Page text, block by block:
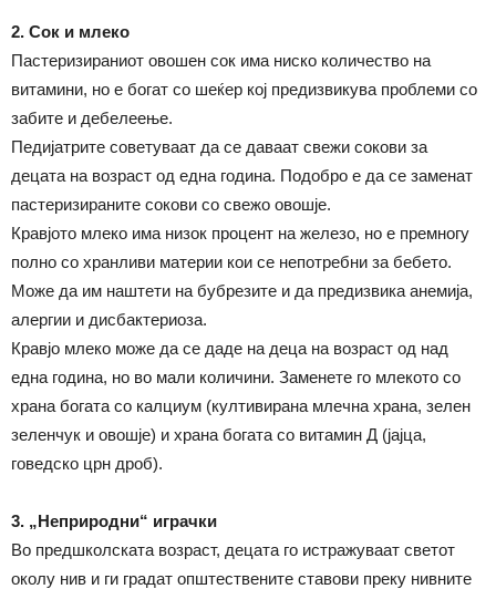
2. Сок и млеко
Пастеризираниот овошен сок има ниско количество на
витамини, но е богат со шеќер кој предизвикува проблеми со
забите и дебелеење.
Педијатрите советуваат да се даваат свежи сокови за
децата на возраст од една година. Подобро е да се заменат
пастеризираните сокови со свежо овошје.
Кравјото млеко има низок процент на железо, но е премногу
полно со хранливи материи кои се непотребни за бебето.
Може да им наштети на бубрезите и да предизвика анемија,
алергии и дисбактериоза.
Кравјо млеко може да се даде на деца на возраст од над
една година, но во мали количини. Заменете го млекото со
храна богата со калциум (култивирана млечна храна, зелен
зеленчук и овошје) и храна богата со витамин Д (јајца,
говедско црн дроб).
3. „Неприродни“ играчки
Во предшколската возраст, децата го истражуваат светот
околу нив и ги градат општествените ставови преку нивните